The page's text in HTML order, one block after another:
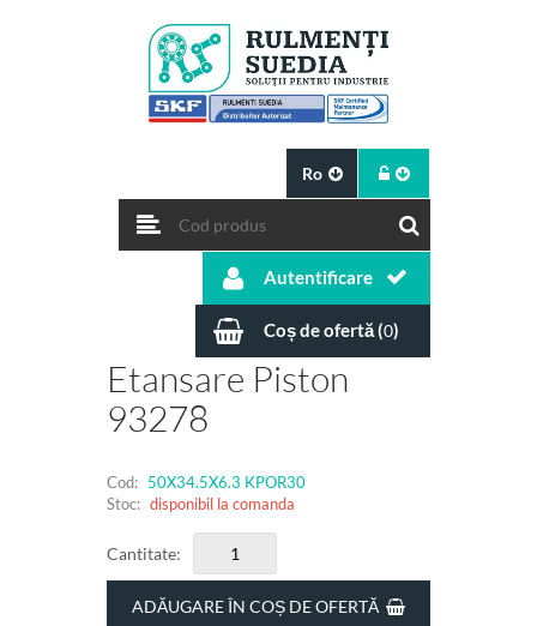
Ro
Autentificare
Coș de ofertă (0)
Etansare Piston
93278
Cod: 50X34.5X6.3 KPOR30
Stoc: disponibil la comanda
Cantitate: